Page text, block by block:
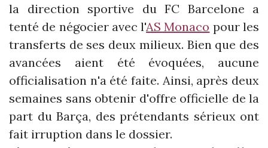
la direction sportive du FC Barcelone a
tenté de négocier avec l'AS Monaco pour les
transferts de ses deux milieux. Bien que des
avancées aient été évoquées, aucune
officialisation n'a été faite. Ainsi, après deux
semaines sans obtenir d'offre officielle de la
part du Barça, des prétendants sérieux ont
fait irruption dans le dossier.